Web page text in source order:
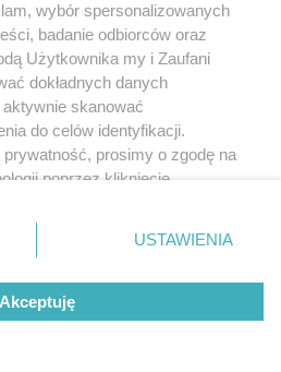
wybór spersonalizowanych
badanie odbiorców oraz
Użytkownika my i Zaufani
dokładnych danych
skanować
do celów identyfikacji.
prosimy o zgodę na
poprzez kliknięcie
przycisk ustawień prywatności
rogu strony
nie wymagają zgody
sprzeciwić się takiemu
będą miały zastosowanie tylko
USTAWIENIA
Akceptuję